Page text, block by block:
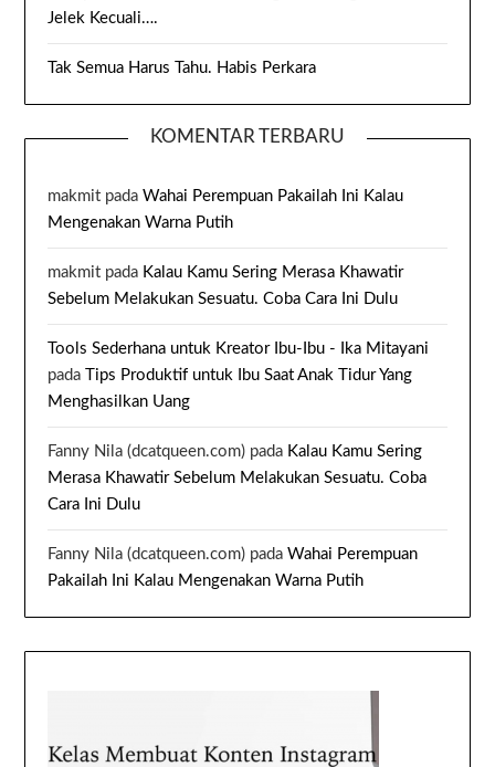
Jelek Kecuali….
Tak Semua Harus Tahu. Habis Perkara
KOMENTAR TERBARU
makmit padaWahai Perempuan Pakailah Ini Kalau
Mengenakan Warna Putih
makmit pada Kalau Kamu Sering Merasa Khawatir
Sebelum Melakukan Sesuatu. Coba Cara Ini Dulu
Tools Sederhana untuk Kreator Ibu-Ibu - Ika Mitayani
pada
Tips Produktif untuk Ibu Saat Anak Tidur Yang
Menghasilkan Uang
Fanny Nila (dcatqueen.com) pada Kalau Kamu Sering
Merasa Khawatir Sebelum Melakukan Sesuatu. Coba
Cara Ini Dulu
Fanny Nila (dcatqueen.com) padaWahai Perempuan
Pakailah Ini Kalau Mengenakan Warna Putih